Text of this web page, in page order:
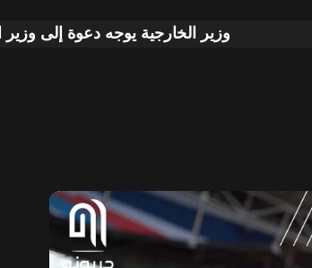
وزير الخارجية يوجه دعوة إلى وزير الدولة